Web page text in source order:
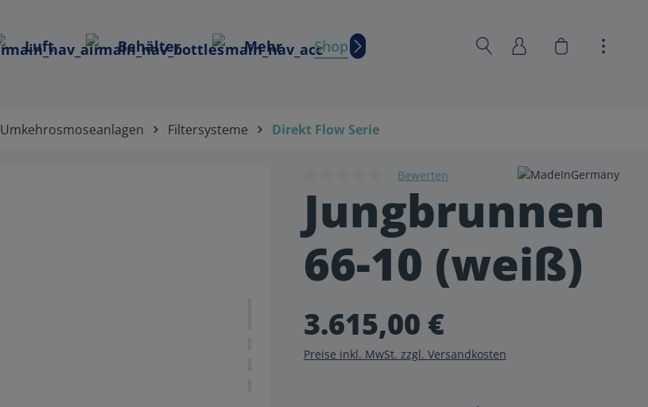
Luft Behälter Mehr Shop Warenkorb
Umkehrosmoseanlagen Filtersysteme Direkt Flow Serie
Durchschnittliche Bewertung von 0 von 5 Sternen
Bewerten
Jungbrunnen
66-10 (weiß)
3.615,00 €
Preise inkl. MwSt. zzgl. Versandkosten